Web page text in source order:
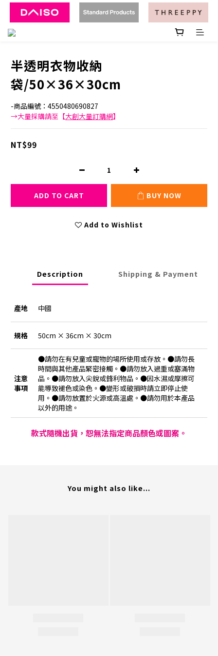
半透明衣物收納
袋/50×36×30cm
-商品編號：4550480690827
→大量採購請至【大創大量訂購網】
NT$99
ADD TO CART BUY NOW
Add to Wishlist
Description Shipping & Payment
產地 中國
規格 50cm × 36cm × 30cm
注意
事項
●請勿在有兒童或寵物的場所使用或存放。●請勿長
時間與其他產品緊密接觸。●請勿放入過重或塞滿物
品。●請勿放入尖銳或鋒利物品。●因水濕或摩擦可
能導致褪色或染色。●變形或破損時請立即停止使
用。●請勿放置於火源或高溫處。●請勿用於本產品
以外的用途。
款式隨機出貨，恕無法指定商品顏色或圖案。
You might also like...